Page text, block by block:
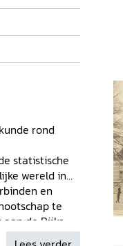
rond
statistische
wereld in
en
te
de Rijks-
rond 1900